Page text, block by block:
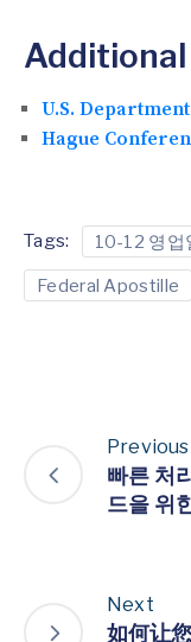
U.S.
Hague
Tags: 10-12 영업
Federal Apostille
Previous
빠른 처
드을 위
Next
如何让